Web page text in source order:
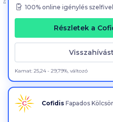
100% online igénylés
Részletek a
Kamat: 25,24 - 29,79%, változó
Cofidis Fapados